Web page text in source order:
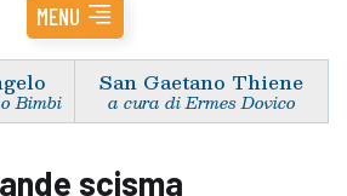
MENU
Bimbi
San Gaetano Thiene
a cura di Ermes Dovico
scisma